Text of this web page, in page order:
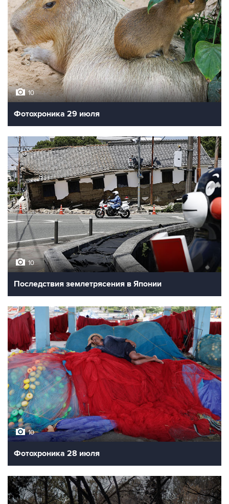
10
Фотохроника 29 июля
10
Последствия землетрясения в Японии
10
Фотохроника 28 июля